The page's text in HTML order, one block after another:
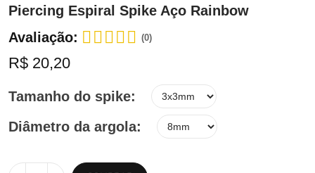
Piercing Espiral Spike Aço Rainbow
Avaliação:
(0)
R$ 20,20
Tamanho do spike
Diâmetro da argola